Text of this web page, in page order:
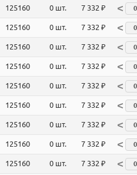
125160 0 шт. 7 332 ₽ <
125160 0 шт. 7 332 ₽ <
125160 0 шт. 7 332 ₽ <
125160 0 шт. 7 332 ₽ <
125160 0 шт. 7 332 ₽ <
125160 0 шт. 7 332 ₽ <
125160 0 шт. 7 332 ₽ <
125160 0 шт. 7 332 ₽ <
125160 0 шт. 7 332 ₽ <